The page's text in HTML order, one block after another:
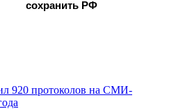
сохранить РФ
920 протоколов на СМИ-